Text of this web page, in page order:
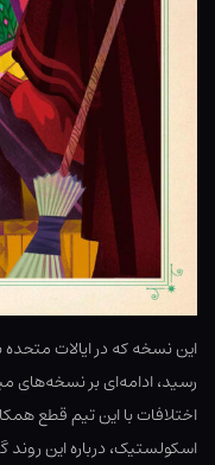
رسید، ادامه‌ای بر نسخه‌های
اختلافات با این تیم قطع
اسکولستیک، درباره این